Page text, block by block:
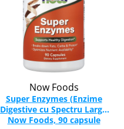
Now Foods
Super Enzymes (Enzime
Digestive cu Spectru Larg),
Now Foods, 90 capsule